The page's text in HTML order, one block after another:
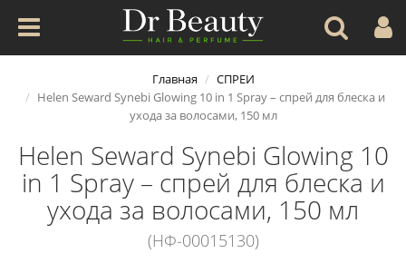
Главная
СПРЕИ
Helen Seward Synebi Glowing 10 in 1 Spray – спрей для блеска и
ухода за волосами, 150 мл
Helen Seward Synebi Glowing 10
in 1 Spray – спрей для блеска и
ухода за волосами, 150 мл
(НФ-00015130)